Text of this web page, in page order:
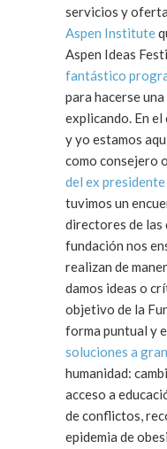
Aspen Institute
fantástico
para hacerse
explicando. En el caso de Nina Varsavsky, Leo
y yo estamos
como consejero
del ex
tuvimos un
directores de las
fundación nos
realizan de
damos ideas o
objetivo de la
forma puntual y
soluciones a
humanidad: cambio climático, AIDS y Malaria,
acceso a
de conflictos,
epidemia de